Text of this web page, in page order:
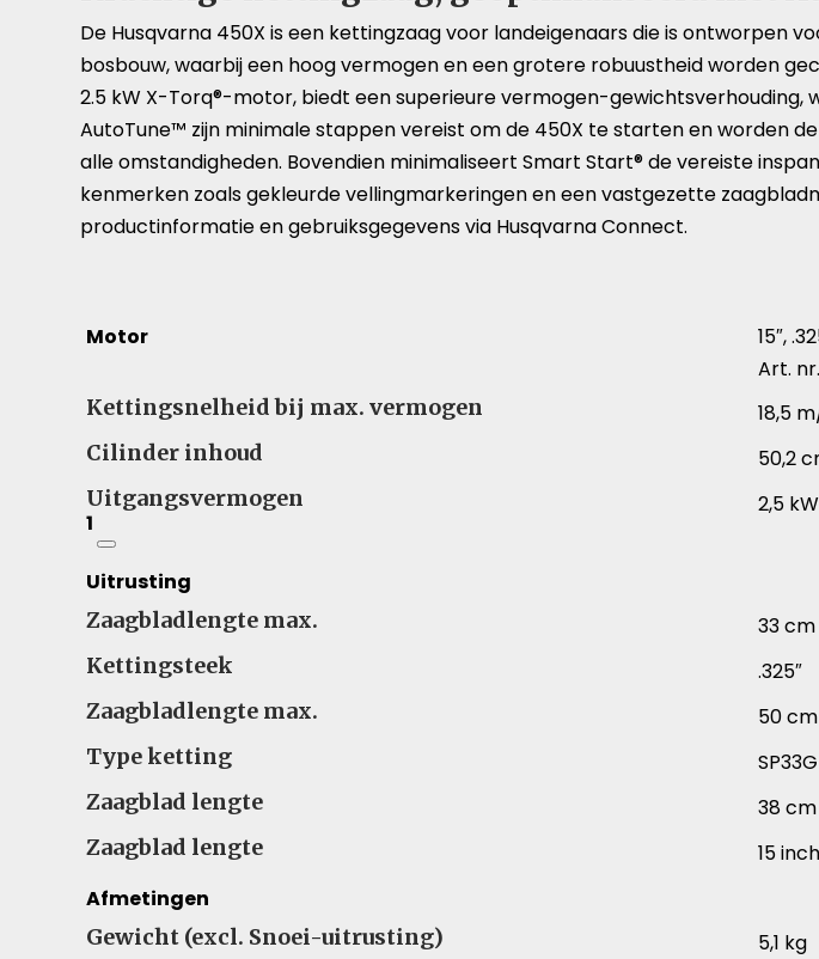
De Husqvarna 450X is een kettingzaag voor landeigenaars die is ontworpen
bosbouw, waarbij een hoog vermogen en een grotere robuustheid worden
2.5 kW X-Torq®-motor, biedt een superieure vermogen-
AutoTune™ zijn minimale stappen vereist om de 450X te starten en worden
alle omstandigheden. Bovendien minimaliseert Smart Start® de vereiste
kenmerken zoals gekleurde vellingmarkeringen en een vastgezette
productinformatie en gebruiksgegevens via Husqvarna Connect.
Motor
15″,
Art.
Kettingsnelheid bij max. vermogen
18,5
Cilinder inhoud
50,2
Uitgangsvermogen
1
2,5 kW
Uitrusting
Zaagbladlengte max.
33 cm
Kettingsteek
.325″
Zaagbladlengte max.
50 cm
Type ketting
SP33G
Zaagblad lengte
38 cm
Zaagblad lengte
15 inch
Afmetingen
Gewicht (excl. Snoei-uitrusting)
5,1 kg